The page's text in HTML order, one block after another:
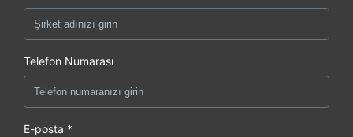
Telefon Numarası
E-posta *